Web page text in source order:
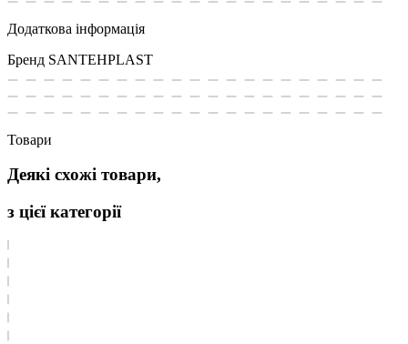
Додаткова інформація
Бренд SANTEHPLAST
Товари
Деякі схожі товари,
з цієї категорії